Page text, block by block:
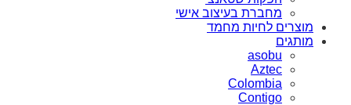
מחברת בעיצוב אישי
מוצרים לחיות מחמד
מותגים
asobu
Aztec
Colombia
Contigo